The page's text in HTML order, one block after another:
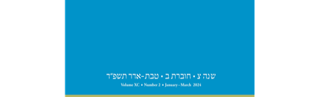
$29
$26